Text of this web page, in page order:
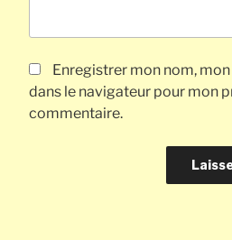
Enregistrer mon nom,
dans le navigateur pour mon
commentaire.